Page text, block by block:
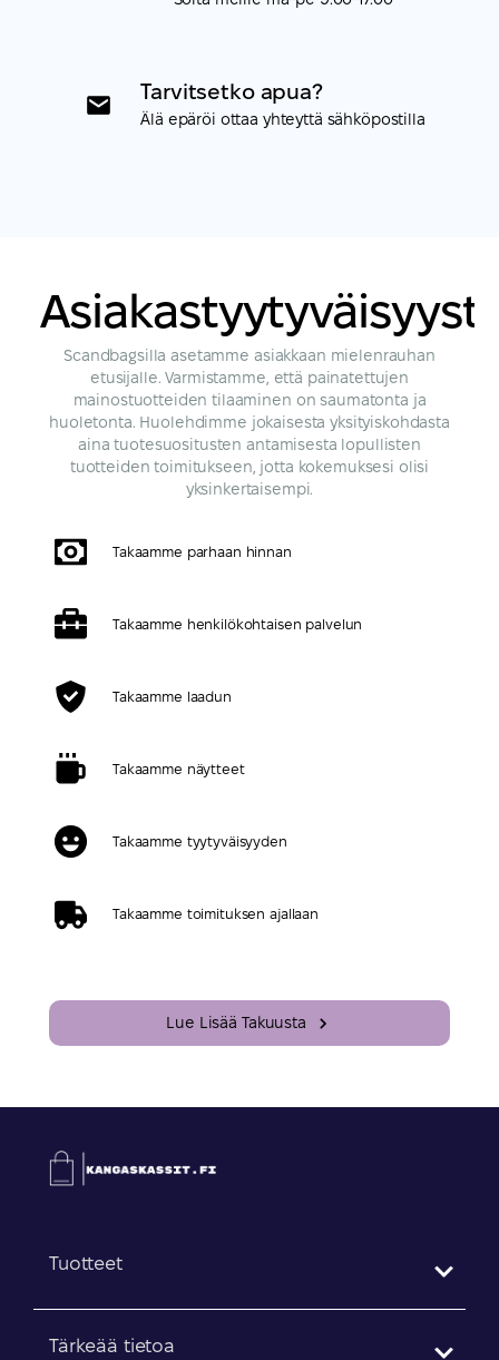
Tarvitsetko apua?
Älä epäröi ottaa yhteyttä sähköpostilla
Scandbagsilla asetamme asiakkaan mielenrauhan
etusijalle. Varmistamme, että painatettujen
mainostuotteiden tilaaminen on saumatonta ja
huoletonta. Huolehdimme jokaisesta yksityiskohdasta
aina tuotesuositusten antamisesta lopullisten
tuotteiden toimitukseen, jotta kokemuksesi olisi
yksinkertaisempi.
Takaamme parhaan hinnan
Takaamme henkilökohtaisen palvelun
Takaamme laadun
Takaamme näytteet
Takaamme tyytyväisyyden
Takaamme toimituksen ajallaan
Lue Lisää Takuusta
Tuotteet
Tärkeää tietoa